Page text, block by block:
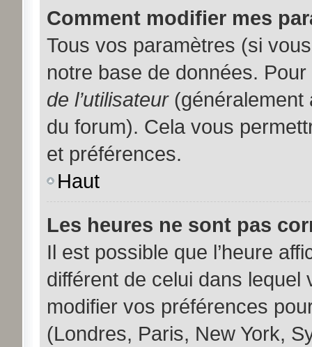
Comment modifier mes
Tous vos paramètres (si
notre base de données.
de l’utilisateur(généralement
du forum). Cela vous
et préférences.
Haut
Les heures ne sont pas
Il est possible que l’heure
différent de celui dans
modifier vos préférences
(Londres, Paris, New York,